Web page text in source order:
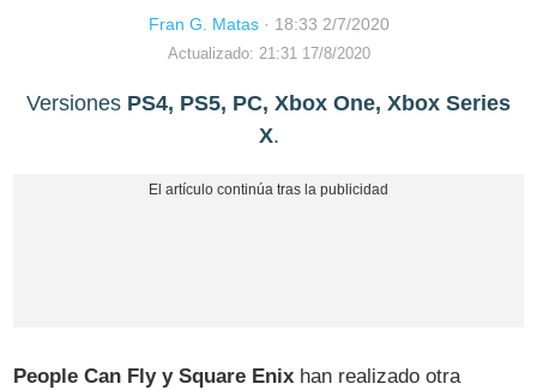
Fran G. Matas· 18:33 2/7/2020
Actualizado: 21:31 17/8/2020
Versiones PS4, PS5, PC, Xbox One, Xbox Series
X.
People Can Fly y Square Enix han realizado otra